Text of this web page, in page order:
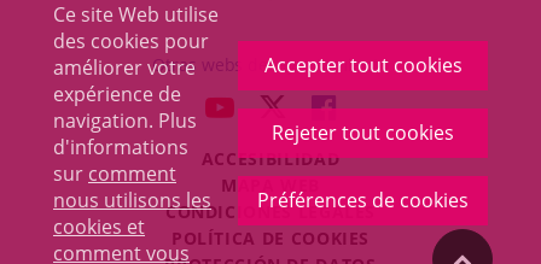
Ce site Web utilise
des cookies pour
améliorer votre
expérience de
navigation. Plus
d'informations
sur comment
nous utilisons les
cookies et
comment vous
Accepter tout cookies
Rejeter tout cookies
Préférences de cookies
una
ventana
nueva.
externa.
Otras webs del ayuntamiento
ENLACE
UNA
APLICACIÓN
EXTERNA.
ENLACE
A
UNA
APLICACIÓN
EXTERNA.
ENLACE
A
UNA
APLICACIÓN
EXTERNA.
ACCESIBILIDAD
MAPA WEB
CONDICIONES LEGALES
POLÍTICA DE COOKIES
"Volver